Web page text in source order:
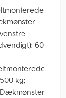
60
kg;